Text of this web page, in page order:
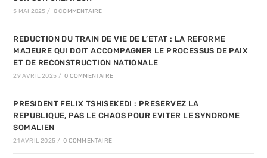
5 MAI 2025 / 0 COMMENTAIRE
REDUCTION DU TRAIN DE VIE DE L’ETAT : LA REFORME
MAJEURE QUI DOIT ACCOMPAGNER LE PROCESSUS DE PAIX
ET DE RECONSTRUCTION NATIONALE
29 AVRIL 2025 / 0 COMMENTAIRE
PRESIDENT FELIX TSHISEKEDI : PRESERVEZ LA
REPUBLIQUE, PAS LE CHAOS POUR EVITER LE SYNDROME
SOMALIEN
21 AVRIL 2025 / 0 COMMENTAIRE